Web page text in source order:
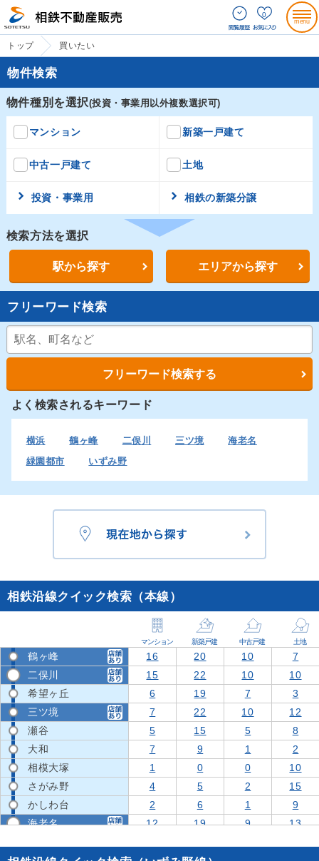
0
トップ 買いたい
物件検索
物件種別を選択(投資・事業用以外複数選択可)
マンション 新築一戸建て
中古一戸建て 土地
投資・事業用 相鉄の新築分譲
検索方法を選択
駅から探す エリアから探す
フリーワード検索
フリーワード検索する
よく検索されるキーワード
横浜 鶴ヶ峰 二俣川 三ツ境
海老名
緑園都市
いずみ野
相鉄沿線クイック検索（本線）
マンション 新築戸建 中古戸建 土地
22 7 1
星川
1 3 1
1
和田町
1
6 0 2
1
7 3 1
4
鶴ヶ峰
16 20 10
7
二俣川
15 22 10
10
希望ヶ丘
6 19 7
3
三ツ境
7 22 10
12
瀬谷
5 15 5
8
大和
7 9 1
2
相模大塚
1 0 0
10
さがみ野
4 5 2
15
かしわ台
2 6 1
9
海老名
12 19 9 13